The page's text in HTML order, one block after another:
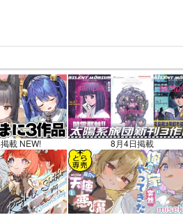
2025.12.30 掲載）
）
載 NEW! 8月4日掲載